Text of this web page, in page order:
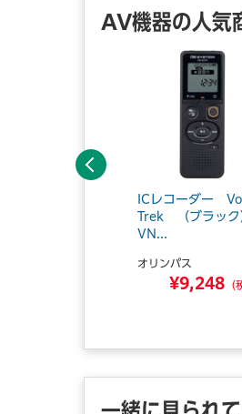
AV機器の人気
ICレコーダー
Trek （ブラッ
VN...
オリンパス
¥9,248 （
前へ